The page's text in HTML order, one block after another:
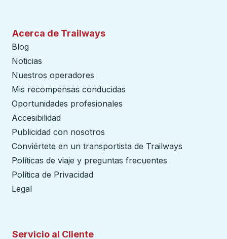
Acerca de Trailways
Blog
Noticias
Nuestros operadores
Mis recompensas conducidas
Oportunidades profesionales
Accesibilidad
Publicidad con nosotros
Conviértete en un transportista de Trailways
Políticas de viaje y preguntas frecuentes
Política de Privacidad
Legal
Servicio al Cliente